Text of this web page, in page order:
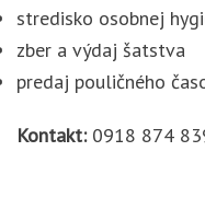
stredisko osobnej
zber a výdaj šatstva
predaj pouličného
Kontakt:0918 874